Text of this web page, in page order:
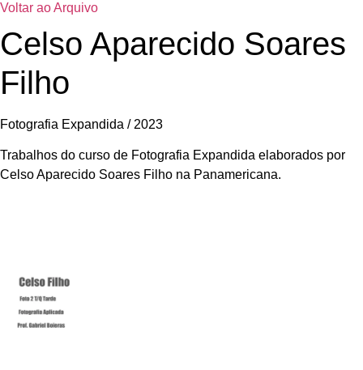
Voltar ao Arquivo
Celso Aparecido Soares
Filho
Fotografia Expandida / 2023
Trabalhos do curso de Fotografia Expandida elaborados por
Celso Aparecido Soares Filho na Panamericana.